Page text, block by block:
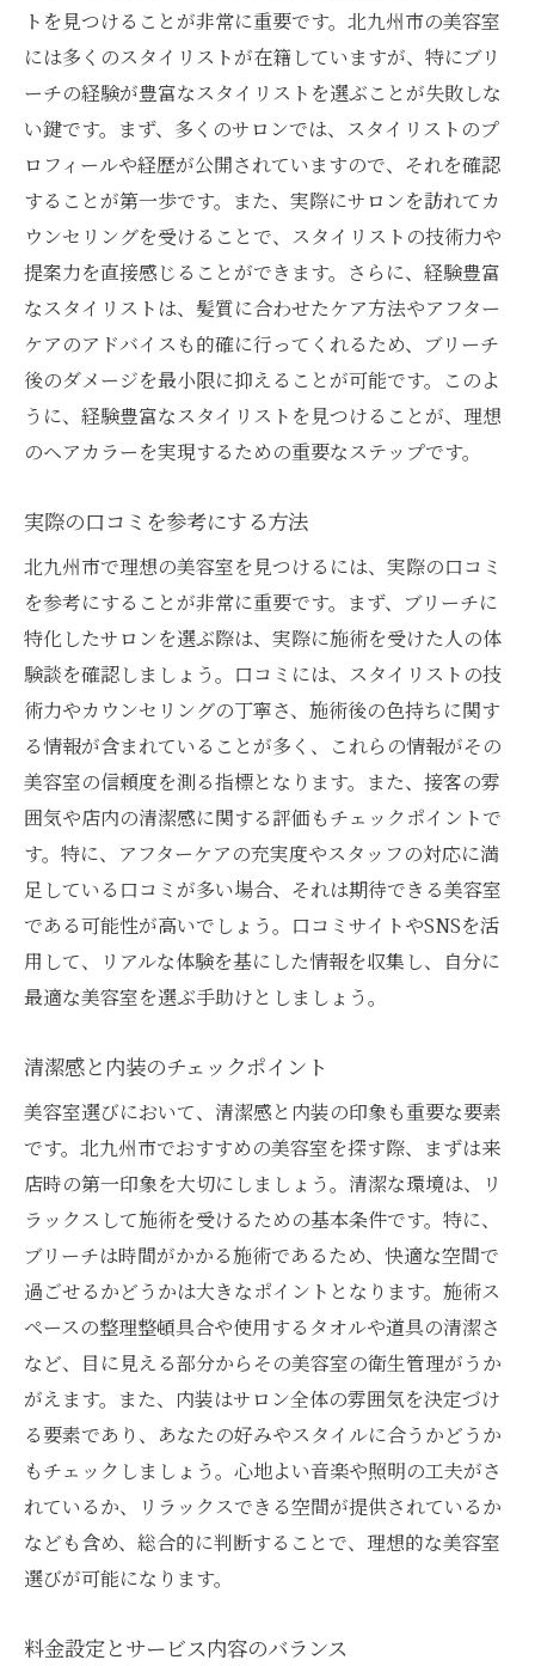
施術後のケアについての質問
過去のブリーチ経験を共有
使用する薬剤についての説明
施術プランの提案を受ける
北九州市の美容室で最新トレンドを取り入れる
方法
トレンドをリードする美容室の特徴
今季注目のヘアカラー
サロンでの流行りのスタイル取り入れ方
カスタマイズされたヘアスタイルの提案
トレンド情報を収集する方法
美容業界の最新ニュースをフォロー
パーソナルカウンセリングの意義
髪の悩みを解消するテクニック
髪質改善に定評のあるサロンの選び方
スタイリングのアドバイスを受ける
ヘアケア商品の提案を求める
個性を生かすための北九州市の美容室選び
自分らしさを引き出すスタイリスト
個性的なスタイルの実現方法
パーソナライズされた施術の提案
異なるスタイルを試す機会を得る
個性を重視したカウンセリング
ブリーチ成功の鍵は美容室選びとカウンセリン
グ
ブリーチ施術前の心構え
施術後の髪の手入れ方法
美容室と密なコミュニケーションの重要性
施術結果を維持する方法
トラブルを避けるためのポイント
満足のいく仕上がりを実現するために
トを見つけることが非常に重要です。北九州市の美容室
には多くのスタイリストが在籍していますが、特にブリ
ーチの経験が豊富なスタイリストを選ぶことが失敗しな
い鍵です。まず、多くのサロンでは、スタイリストのプ
ロフィールや経歴が公開されていますので、それを確認
することが第一歩です。また、実際にサロンを訪れてカ
ウンセリングを受けることで、スタイリストの技術力や
提案力を直接感じることができます。さらに、経験豊富
なスタイリストは、髪質に合わせたケア方法やアフター
ケアのアドバイスも的確に行ってくれるため、ブリーチ
後のダメージを最小限に抑えることが可能です。このよ
うに、経験豊富なスタイリストを見つけることが、理想
のヘアカラーを実現するための重要なステップです。
実際の口コミを参考にする方法
北九州市で理想の美容室を見つけるには、実際の口コミ
を参考にすることが非常に重要です。まず、ブリーチに
特化したサロンを選ぶ際は、実際に施術を受けた人の体
験談を確認しましょう。口コミには、スタイリストの技
術力やカウンセリングの丁寧さ、施術後の色持ちに関す
る情報が含まれていることが多く、これらの情報がその
美容室の信頼度を測る指標となります。また、接客の雰
囲気や店内の清潔感に関する評価もチェックポイントで
す。特に、アフターケアの充実度やスタッフの対応に満
足している口コミが多い場合、それは期待できる美容室
である可能性が高いでしょう。口コミサイトやSNSを活
用して、リアルな体験を基にした情報を収集し、自分に
最適な美容室を選ぶ手助けとしましょう。
清潔感と内装のチェックポイント
美容室選びにおいて、清潔感と内装の印象も重要な要素
です。北九州市でおすすめの美容室を探す際、まずは来
店時の第一印象を大切にしましょう。清潔な環境は、リ
ラックスして施術を受けるための基本条件です。特に、
ブリーチは時間がかかる施術であるため、快適な空間で
過ごせるかどうかは大きなポイントとなります。施術ス
ペースの整理整頓具合や使用するタオルや道具の清潔さ
など、目に見える部分からその美容室の衛生管理がうか
がえます。また、内装はサロン全体の雰囲気を決定づけ
る要素であり、あなたの好みやスタイルに合うかどうか
もチェックしましょう。心地よい音楽や照明の工夫がさ
れているか、リラックスできる空間が提供されているか
なども含め、総合的に判断することで、理想的な美容室
選びが可能になります。
料金設定とサービス内容のバランス